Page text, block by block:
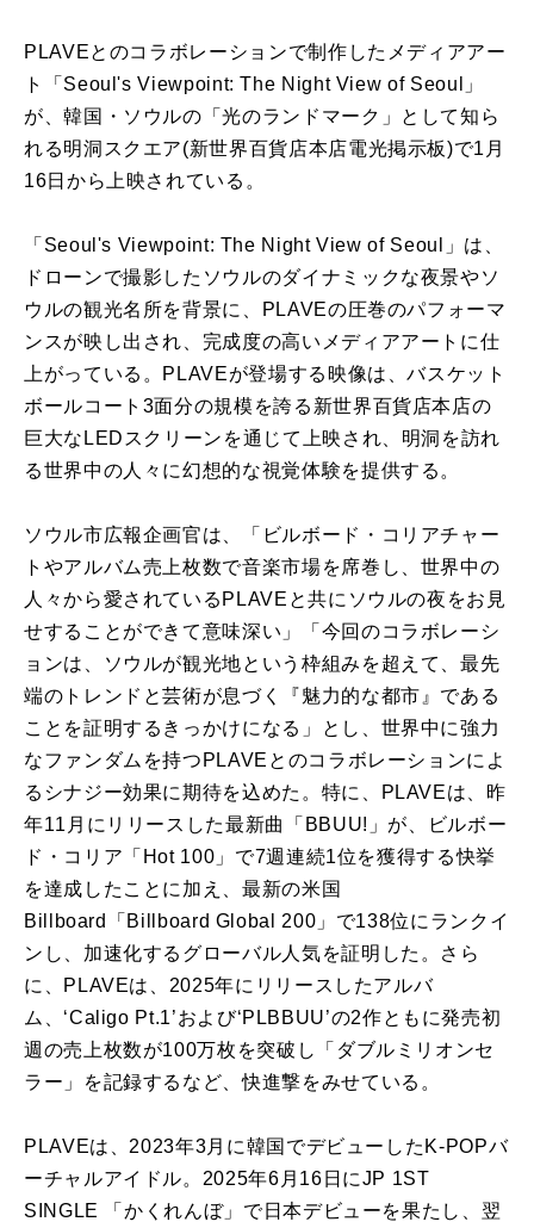
PLAVEとのコラボレーションで制作したメディアアー
ト「Seoul's Viewpoint: The Night View of Seoul」
が、韓国・ソウルの「光のランドマーク」として知ら
れる明洞スクエア(新世界百貨店本店電光掲示板)で1月
16日から上映されている。
「Seoul's Viewpoint: The Night View of Seoul」は、
ドローンで撮影したソウルのダイナミックな夜景やソ
ウルの観光名所を背景に、PLAVEの圧巻のパフォーマ
ンスが映し出され、完成度の高いメディアアートに仕
上がっている。PLAVEが登場する映像は、バスケット
ボールコート3面分の規模を誇る新世界百貨店本店の
巨大なLEDスクリーンを通じて上映され、明洞を訪れ
る世界中の人々に幻想的な視覚体験を提供する。
ソウル市広報企画官は、「ビルボード・コリアチャー
トやアルバム売上枚数で音楽市場を席巻し、世界中の
人々から愛されているPLAVEと共にソウルの夜をお見
せすることができて意味深い」「今回のコラボレーシ
ョンは、ソウルが観光地という枠組みを超えて、最先
端のトレンドと芸術が息づく『魅力的な都市』である
ことを証明するきっかけになる」とし、世界中に強力
なファンダムを持つPLAVEとのコラボレーションによ
るシナジー効果に期待を込めた。特に、PLAVEは、昨
年11月にリリースした最新曲「BBUU!」が、ビルボー
ド・コリア「Hot 100」で7週連続1位を獲得する快挙
を達成したことに加え、最新の米国
Billboard「Billboard Global 200」で138位にランクイ
ンし、加速化するグローバル人気を証明した。さら
に、PLAVEは、2025年にリリースしたアルバ
ム、‘Caligo Pt.1’および‘PLBBUU’の2作ともに発売初
週の売上枚数が100万枚を突破し「ダブルミリオンセ
ラー」を記録するなど、快進撃をみせている。
PLAVEは、2023年3月に韓国でデビューしたK-POPバ
ーチャルアイドル。2025年6月16日にJP 1ST
SINGLE 「かくれんぼ」で日本デビューを果たし、翌